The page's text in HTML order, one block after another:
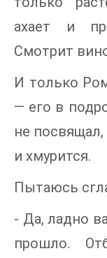
ахает и
Смотрит
И только
— его в
не
и хмурится.
Пытаюсь
- Да, ладно
прошло.